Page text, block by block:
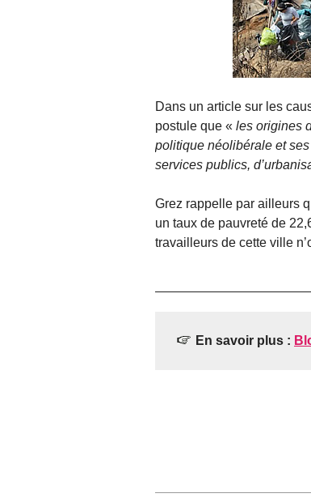
Dans un article sur les
postule que « les origines
politique néolibérale et
services publics,
Grez rappelle par ailleurs
un taux de pauvreté de
travailleurs de cette ville
En savoir plus :